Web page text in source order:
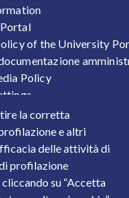
la corretta
e altri
delle attività di
profilazione
su “Accetta
of the University
Policy
Protection